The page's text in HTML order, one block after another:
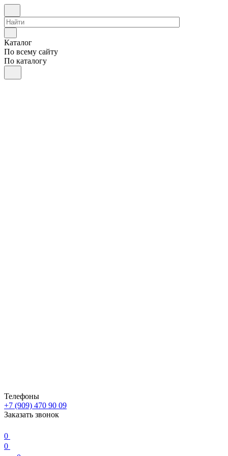
Каталог
По всему сайту
По каталогу
Телефоны
+7 (909) 470 90 09
Заказать звонок
0
0